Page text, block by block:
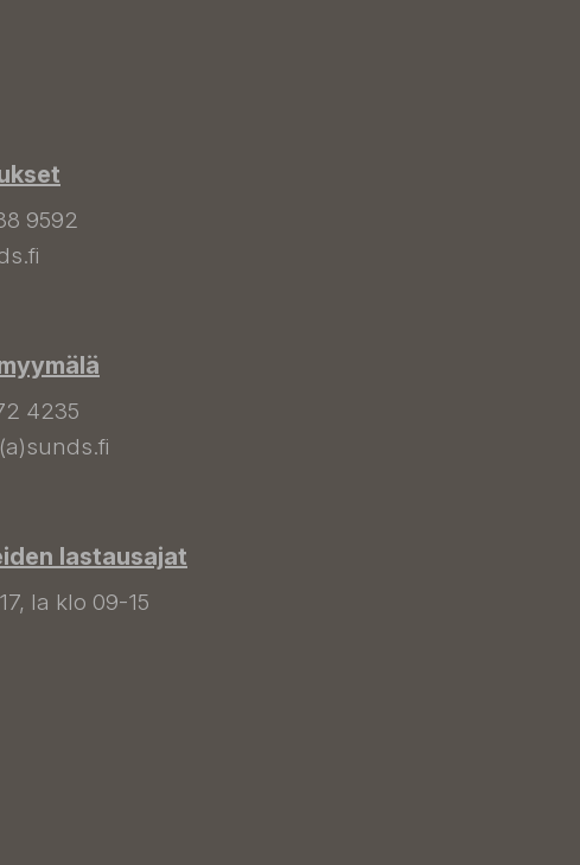
9592
4235
lastausajat
la klo 09-15